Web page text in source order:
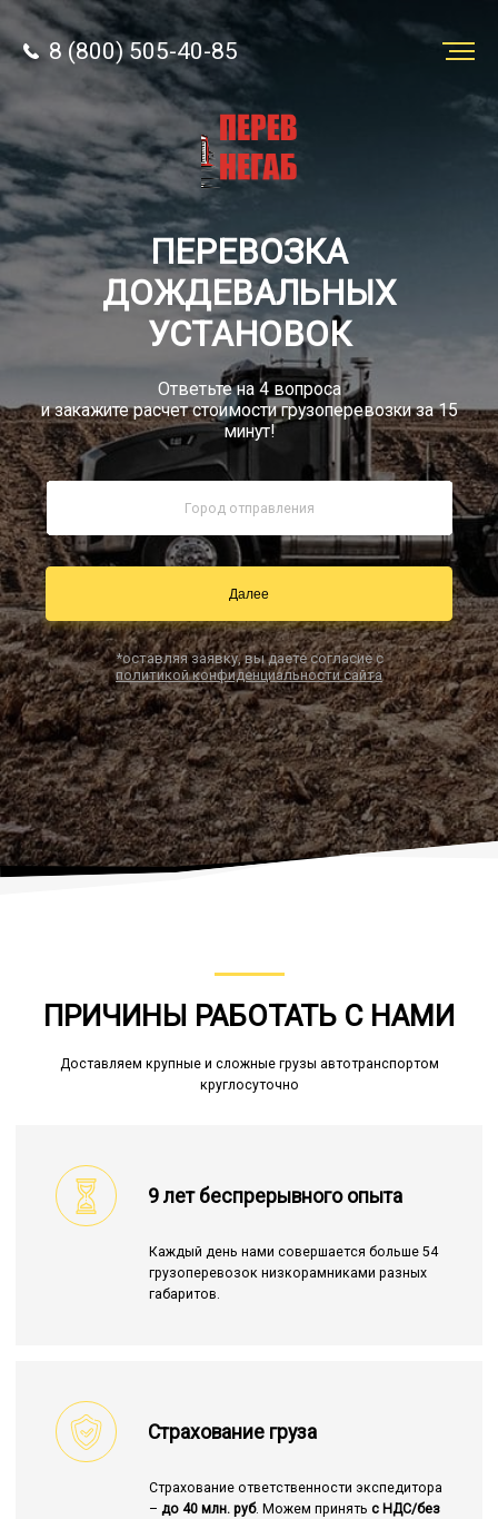
8 (800) 505-40-85
Звонок по России бесплатный
sale@simtruck-negabarit.ru
8 (800) 505-40-85
ПЕРЕВОЗКА
ДОЖДЕВАЛЬНЫХ
УСТАНОВОК
Ответьте на 4 вопроса
и закажите расчет стоимости грузоперевозки за 15
минут!
Далее
*оставляя заявку, вы даете согласие с
политикой конфиденциальности сайта
ПРИЧИНЫ РАБОТАТЬ С НАМИ
Доставляем крупные и сложные грузы автотранспортом
круглосуточно
9 лет беспрерывного опыта
Каждый день нами совершается больше 54
грузоперевозок низкорамниками разных
габаритов.
Страхование груза
Страхование ответственности экспедитора
– до 40 млн. руб. Можем принять с НДС/без